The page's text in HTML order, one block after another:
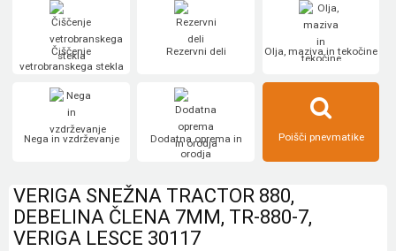
Čiščenje
vetrobranskega stekla
Rezervni deli Olja, maziva in tekočine
Nega in vzdrževanje
Dodatna oprema in
orodja
Poišči pnevmatike
VERIGA SNEŽNA TRACTOR 880,
DEBELINA ČLENA 7MM, TR-880-7,
VERIGA LESCE 30117